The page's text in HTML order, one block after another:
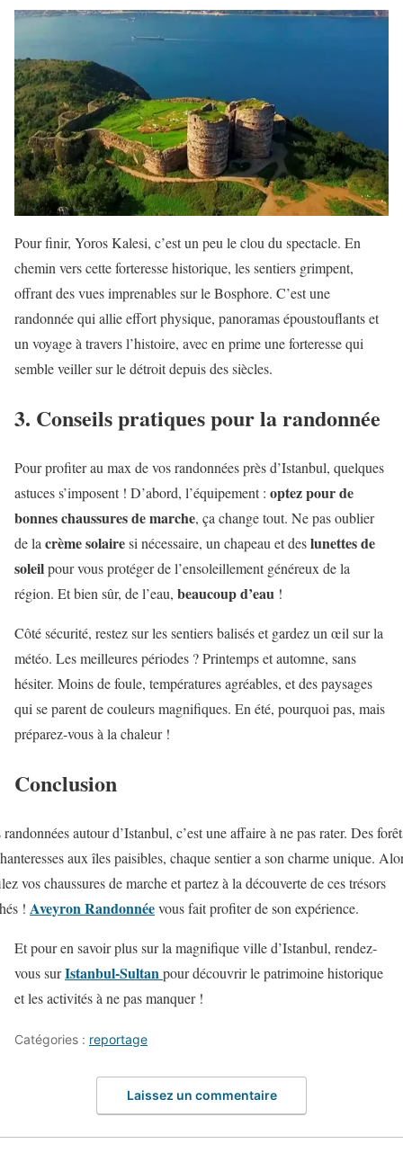
Pour finir, Yoros Kalesi, c’est un peu le clou du spectacle. En
chemin vers cette forteresse historique, les sentiers grimpent,
offrant des vues imprenables sur le Bosphore. C’est une
randonnée qui allie effort physique, panoramas époustouflants et
un voyage à travers l’histoire, avec en prime une forteresse qui
semble veiller sur le détroit depuis des siècles.
3. Conseils pratiques pour la randonnée
Pour profiter au max de vos randonnées près d’Istanbul, quelques
astuces s’imposent ! D’abord, l’équipement : optez pour de
bonnes chaussures de marche, ça change tout. Ne pas oublier
de la crème solairesi nécessaire, un chapeau et deslunettes de
soleilpour vous protéger de l’ensoleillement généreux de la
région. Et bien sûr, de l’eau, beaucoup d’eau !
Côté sécurité, restez sur les sentiers balisés et gardez un œil sur la
météo. Les meilleures périodes ? Printemps et automne, sans
hésiter. Moins de foule, températures agréables, et des paysages
qui se parent de couleurs magnifiques. En été, pourquoi pas, mais
préparez-vous à la chaleur !
Conclusion
randonnées autour d’Istanbul, c’est une affaire à ne pas rater. Des
aux îles paisibles, chaque sentier a son charme unique.
vos chaussures de marche et partez à la découverte de ces trésors
! Aveyron Randonnéevous fait profiter de son expérience.
Et pour en savoir plus sur la magnifique ville d’Istanbul, rendez-
vous surIstanbul-Sultanpour découvrir le patrimoine historique
et les activités à ne pas manquer !
Catégories : reportage
Laissez un commentaire